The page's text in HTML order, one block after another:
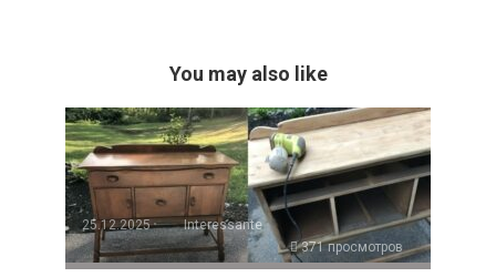
You may also like
25.12.2025
Interessante
371 просмотров